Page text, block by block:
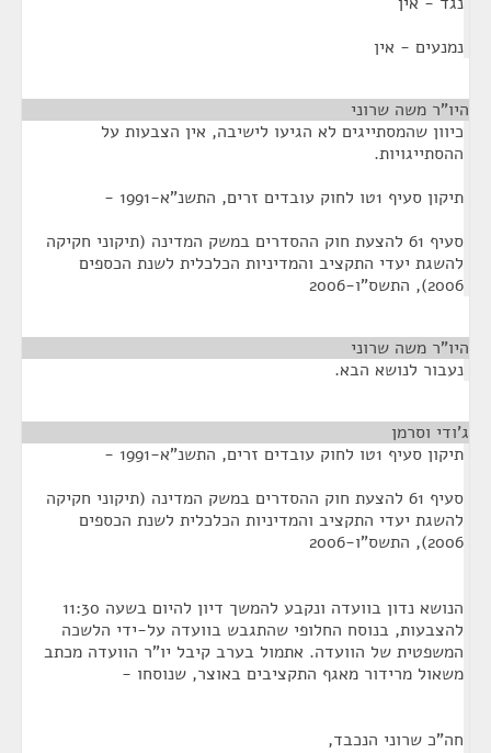
נמנעים - אין
היו"ר משה שרוני
כיוון שהמסתייגים לא הגיעו לישיבה, אין הצבעות על
ההסתייגויות.
תיקון סעיף 1טו לחוק עובדים זרים, התשנ"א-1991 -
סעיף 61 להצעת חוק ההסדרים במשק המדינה (תיקוני חקיקה
להשגת יעדי התקציב והמדיניות הכלכלית לשנת הכספים
2006), התשס"ו-2006
היו"ר משה שרוני
נעבור לנושא הבא.
ג'ודי וסרמן
תיקון סעיף 1טו לחוק עובדים זרים, התשנ"א-1991 -
סעיף 61 להצעת חוק ההסדרים במשק המדינה (תיקוני חקיקה
להשגת יעדי התקציב והמדיניות הכלכלית לשנת הכספים
2006), התשס"ו-2006
הנושא נדון בוועדה ונקבע להמשך דיון להיום בשעה 11:30
להצבעות, בנוסח החלופי שהתגבש בוועדה על-ידי הלשכה
המשפטית של הוועדה. אתמול בערב קיבל יו"ר הוועדה מכתב
משאול מרידור מאגף התקציבים באוצר, שנוסחו -
חה"כ שרוני הנכבד,